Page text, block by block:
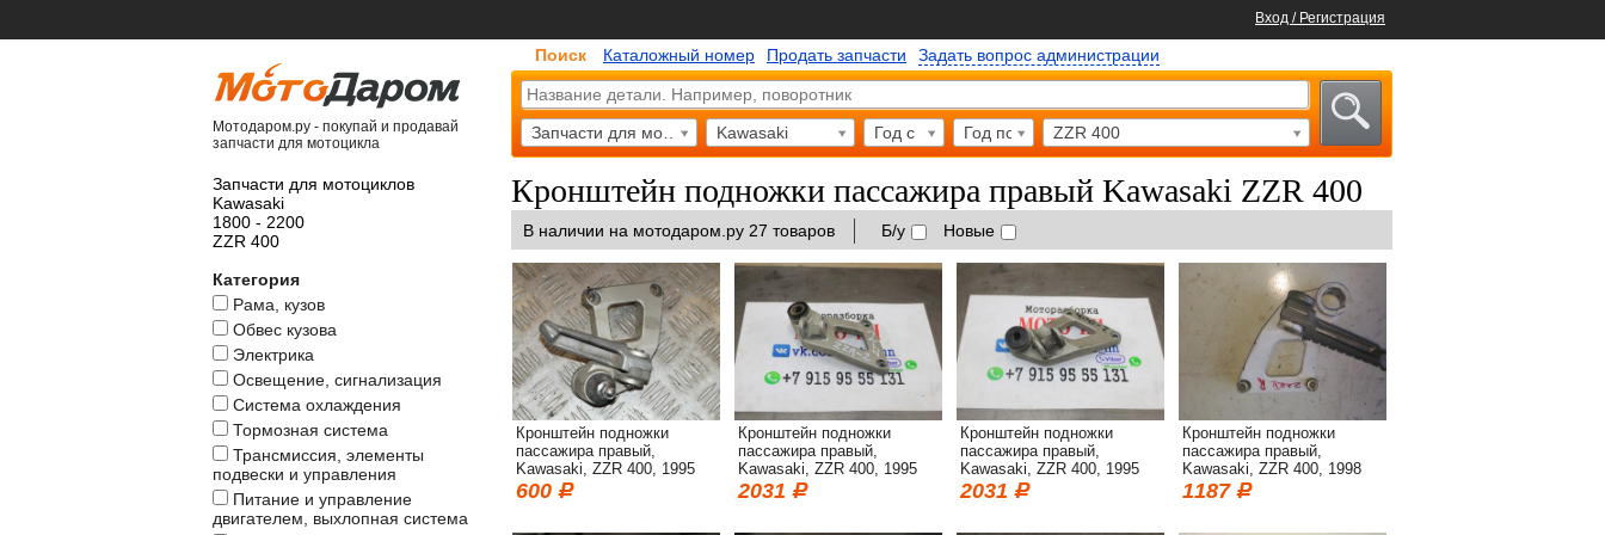
Вход / Регистрация
Мотодаром.ру - покупай и продавай
запчасти для мотоцикла
Запчасти для мотоциклов
Kawasaki
1800 - 2200
ZZR 400
Категория
Рама, кузов
Обвес кузова
Электрика
Освещение, сигнализация
Система охлаждения
Тормозная система
Трансмиссия, элементы
подвески и управления
Питание и управление
двигателем, выхлопная система
Поиск Каталожный номер Продать запчасти Задать вопрос администрации
Kawasaki Год с Год по ZZR 400
Кронштейн подножки пассажира правый Kawasaki ZZR 400
В наличии на мотодаром.ру 27 товаров Б/у Новые
Кронштейн подножки
пассажира правый,
Kawasaki, ZZR 400, 1995
600
Кронштейн подножки
пассажира правый,
Kawasaki, ZZR 400, 1995
2031
Кронштейн подножки
пассажира правый,
Kawasaki, ZZR 400, 1995
2031
Кронштейн подножки
пассажира правый,
Kawasaki, ZZR 400, 1998
1187